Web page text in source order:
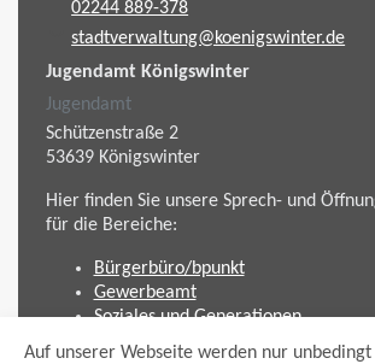
Auf unserer Webseite werden nur
02244 889-378
stadtverwaltung@koenigswinter.de
Jugendamt Königswinter
Jugendamt
Schützenstraße 2
53639Königswinter
Hier finden Sie unsere Sprech- und
für die Bereiche:
Bürgerbüro/bpunkt
Gewerbeamt
Soziales und Generationen
Standesamt